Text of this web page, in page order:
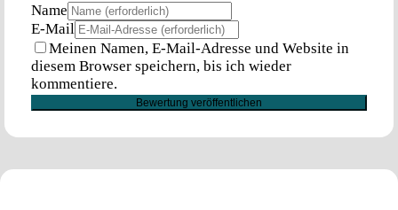
Name
E-Mail
Meinen Namen, E-Mail-Adresse und Website in
diesem Browser speichern, bis ich wieder
kommentiere.